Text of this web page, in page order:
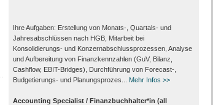
Ihre Aufgaben: Erstellung von Monats‑, Quartals‑ und
Jahresabschlüssen nach HGB, Mitarbeit bei
Konsolidierungs‑ und Konzernabschlussprozessen, Analyse
und Aufbereitung von Finanzkennzahlen (GuV, Bilanz,
Cashflow, EBIT-Bridges), Durchführung von Forecast‑,
Budgetierungs‑ und Planungsprozes...
Mehr Infos >>
Accounting Specialist / Finanzbuchhalter*in (all